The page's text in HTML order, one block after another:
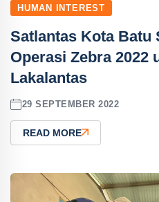
HUMAN INTEREST
Satlantas Kota Batu
Operasi Zebra 2022
Lakalantas
29 SEPTEMBER 2022
READ MORE